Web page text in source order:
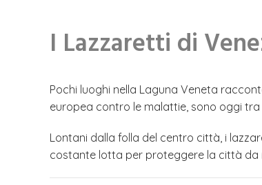
I Lazzaretti di
Pochi luoghi nella Laguna Veneta
europea contro le malattie, sono oggi
Lontani dalla folla del centro città, i
costante lotta per proteggere la città da